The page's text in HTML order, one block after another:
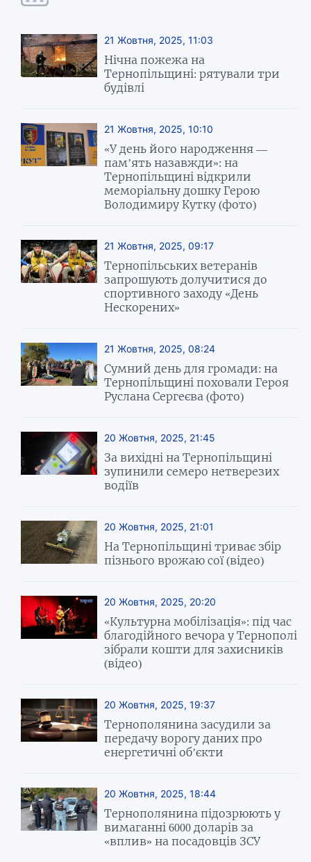
21 Жовтня, 2025, 11:03
Нічна пожежа на
Тернопільщині: рятували три
будівлі
21 Жовтня, 2025, 10:10
«У день його народження —
пам’ять назавжди»: на
Тернопільщині відкрили
меморіальну дошку Герою
Володимиру Кутку (фото)
21 Жовтня, 2025, 09:17
Тернопільських ветеранів
запрошують долучитися до
спортивного заходу «День
Нескорених»
21 Жовтня, 2025, 08:24
Сумний день для громади: на
Тернопільщині поховали Героя
Руслана Сергеєва (фото)
20 Жовтня, 2025, 21:45
За вихідні на Тернопільщині
зупинили семеро нетверезих
водіїв
20 Жовтня, 2025, 21:01
На Тернопільщині триває збір
пізнього врожаю сої (відео)
20 Жовтня, 2025, 20:20
«Культурна мобілізація»: під час
благодійного вечора у Тернополі
зібрали кошти для захисників
(відео)
20 Жовтня, 2025, 19:37
Тернополянина засудили за
передачу ворогу даних про
енергетичні об’єкти
20 Жовтня, 2025, 18:44
Тернополянина підозрюють у
вимаганні 6000 доларів за
«вплив» на посадовців ЗСУ